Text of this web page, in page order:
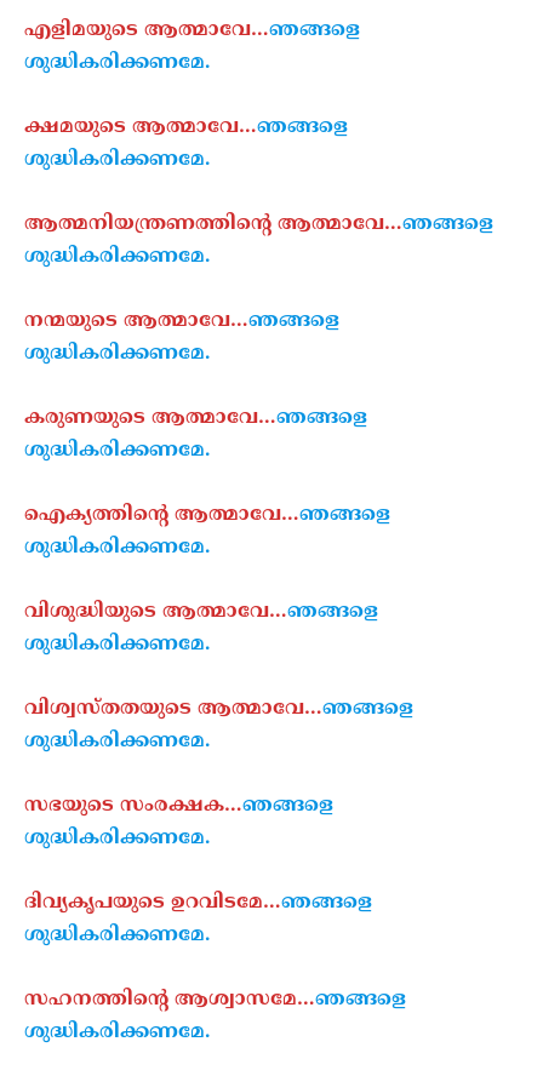
എളിമയുടെ ആത്മാവേ…ഞങ്ങളെ
ശുദ്ധികരിക്കണമേ.
ക്ഷമയുടെ ആത്മാവേ…ഞങ്ങളെ
ശുദ്ധികരിക്കണമേ.
ആത്മനിയന്ത്രണത്തിന്റെ ആത്മാവേ…ഞങ്ങളെ
ശുദ്ധികരിക്കണമേ.
നന്മയുടെ ആത്മാവേ…ഞങ്ങളെ
ശുദ്ധികരിക്കണമേ.
കരുണയുടെ ആത്മാവേ…ഞങ്ങളെ
ശുദ്ധികരിക്കണമേ.
ഐക്യത്തിന്റെ ആത്മാവേ…ഞങ്ങളെ
ശുദ്ധികരിക്കണമേ.
വിശുദ്ധിയുടെ ആത്മാവേ…ഞങ്ങളെ
ശുദ്ധികരിക്കണമേ.
വിശ്വസ്തതയുടെ ആത്മാവേ…ഞങ്ങളെ
ശുദ്ധികരിക്കണമേ.
സഭയുടെ സംരക്ഷക…ഞങ്ങളെ
ശുദ്ധികരിക്കണമേ.
ദിവ്യകൃപയുടെ ഉറവിടമേ…ഞങ്ങളെ
ശുദ്ധികരിക്കണമേ.
സഹനത്തിന്റെ ആശ്വാസമേ…ഞങ്ങളെ
ശുദ്ധികരിക്കണമേ.